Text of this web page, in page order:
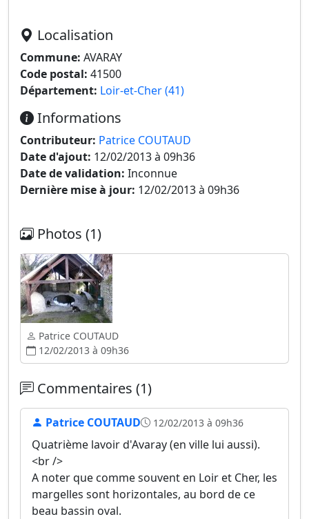
Localisation
Commune: AVARAY
Code postal: 41500
Département: Loir-et-Cher (41)
Informations
Contributeur: Patrice COUTAUD
Date d'ajout: 12/02/2013 à 09h36
Date de validation: Inconnue
Dernière mise à jour: 12/02/2013 à 09h36
Photos (1)
Patrice COUTAUD
12/02/2013 à 09h36
Commentaires (1)
Patrice COUTAUD 12/02/2013 à 09h36
Quatrième lavoir d'Avaray (en ville lui aussi).
<br />
A noter que comme souvent en Loir et Cher, les
margelles sont horizontales, au bord de ce
beau bassin oval.